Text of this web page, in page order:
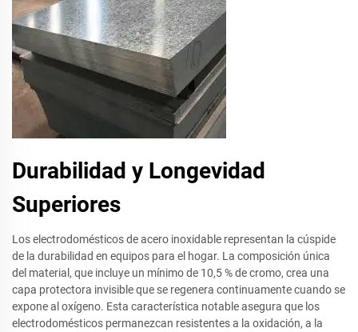
Durabilidad y Longevidad
Superiores
Los electrodomésticos de acero inoxidable representan la cúspide
de la durabilidad en equipos para el hogar. La composición única
del material, que incluye un mínimo de 10,5 % de cromo, crea una
capa protectora invisible que se regenera continuamente cuando se
expone al oxígeno. Esta característica notable asegura que los
electrodomésticos permanezcan resistentes a la oxidación, a la